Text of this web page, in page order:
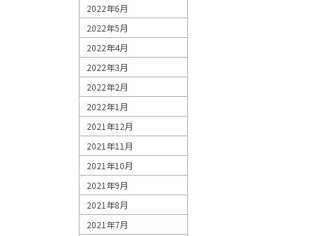
2022年6月
2022年5月
2022年4月
2022年3月
2022年2月
2022年1月
2021年12月
2021年11月
2021年10月
2021年9月
2021年8月
2021年7月